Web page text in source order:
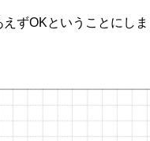
ずOKということにしま